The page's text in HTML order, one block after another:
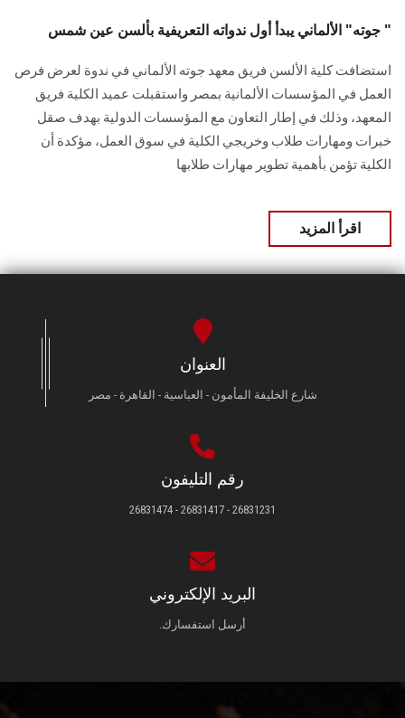
الزائـرون
سجل الان
جوته" الألماني يبدأ أول ندواته التعريفية بألسن عين شمس "
استضافت كلية الألسن فريق معهد جوته الألماني في ندوة لعرض فرص
العمل في المؤسسات الألمانية بمصر واستقبلت عميد الكلية فريق
المعهد، وذلك في إطار التعاون مع المؤسسات الدولية بهدف صقل
خبرات ومهارات طلاب وخريجي الكلية في سوق العمل، مؤكدة أن
الكلية تؤمن بأهمية تطوير مهارات طلابها
اقرأ المزيد
العنوان
شارع الخليفة المأمون - العباسية - القاهرة - مصر
رقم التليفون
26831231 - 26831417 - 26831474
البريد الإلكتروني
أرسل استفسارك.